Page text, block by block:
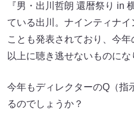
『男・出川哲朗 還暦祭り in
ている出川。ナインティナ
ことも発表されており、今年
以上に聴き逃せないものにな
今年もディレクターのQ（指
るのでしょうか？